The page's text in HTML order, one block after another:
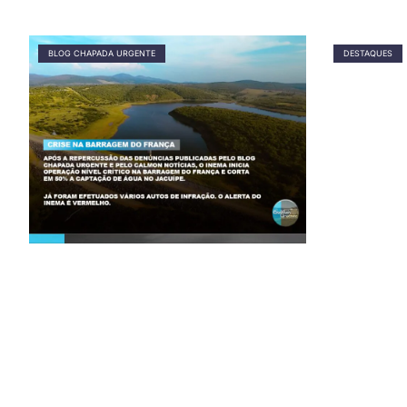
BLOG CHAPADA URGENTE DESTAQUES